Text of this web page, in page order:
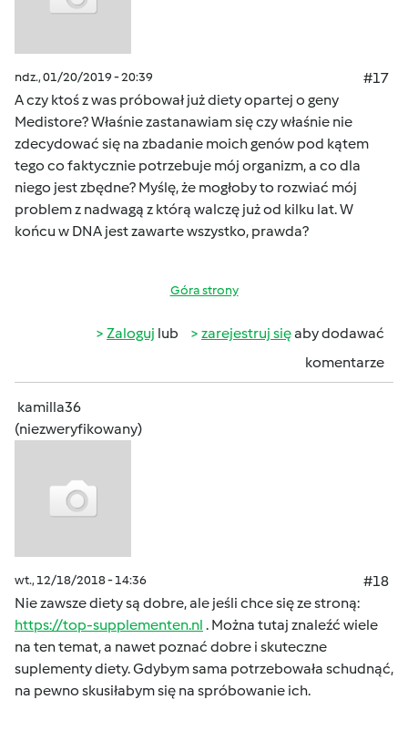
ndz., 01/20/2019 - 20:39
#17
A czy ktoś z was próbował już diety opartej o geny
Medistore? Właśnie zastanawiam się czy właśnie nie
zdecydować się na zbadanie moich genów pod kątem
tego co faktycznie potrzebuje mój organizm, a co dla
niego jest zbędne? Myślę, że mogłoby to rozwiać mój
problem z nadwagą z którą walczę już od kilku lat. W
końcu w DNA jest zawarte wszystko, prawda?
Góra strony
Zaloguj lub zarejestruj sięaby dodawać
komentarze
kamilla36
(niezweryfikowany)
wt., 12/18/2018 - 14:36
#18
Nie zawsze diety są dobre, ale jeśli chce się ze stroną:
https://top-supplementen.nl . Można tutaj znaleźć wiele
na ten temat, a nawet poznać dobre i skuteczne
suplementy diety. Gdybym sama potrzebowała schudnąć,
na pewno skusiłabym się na spróbowanie ich.